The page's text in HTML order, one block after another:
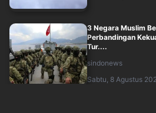
3 Negara Muslim
Perbandingan
Tur....
sindonews
Sabtu, 8 Agustus